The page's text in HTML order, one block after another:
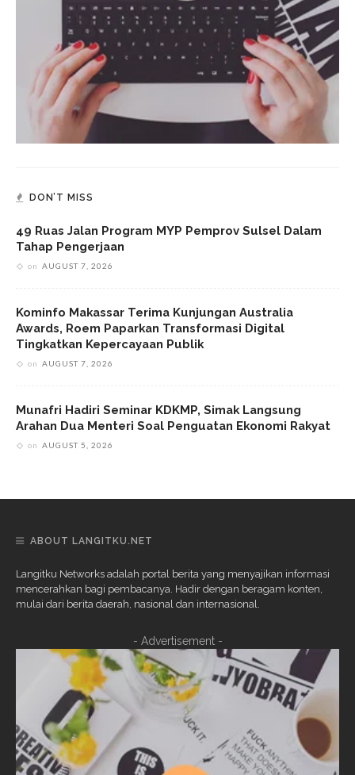
DON’T MISS
49 Ruas Jalan Program MYP Pemprov Sulsel Dalam
Tahap Pengerjaan
on AUGUST 7, 2026
Kominfo Makassar Terima Kunjungan Australia
Awards, Roem Paparkan Transformasi Digital
Tingkatkan Kepercayaan Publik
on AUGUST 7, 2026
Munafri Hadiri Seminar KDKMP, Simak Langsung
Arahan Dua Menteri Soal Penguatan Ekonomi Rakyat
on AUGUST 5, 2026
ABOUT LANGITKU.NET
Langitku Networks adalah portal berita yang menyajikan informasi
mencerahkan bagi pembacanya. Hadir dengan beragam konten,
mulai dari berita daerah, nasional dan internasional.
- Advertisement -